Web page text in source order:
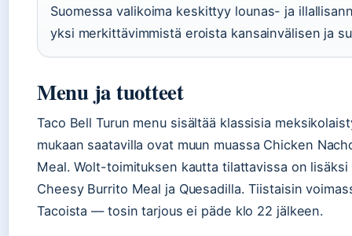
Suomessa valikoima keskittyy lounas- ja
yksi merkittävimmistä eroista kansainvälisen ja
Menu ja tuotteet
Taco Bell Turun menu sisältää klassisia
mukaan saatavilla ovat muun muassa Chicken
Meal. Wolt-toimituksen kautta tilattavissa on
Cheesy Burrito Meal ja Quesadilla. Tiistaisin
Tacoista — tosin tarjous ei päde klo 22 jälkeen.